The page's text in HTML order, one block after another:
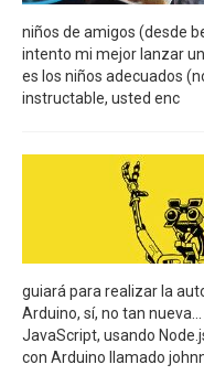
niños de amigos (desde
intento mi mejor lanzar
es los niños adecuados
instructable, usted enc
guiará para realizar la
Arduino, sí, no tan
JavaScript, usando
con Arduino llamado